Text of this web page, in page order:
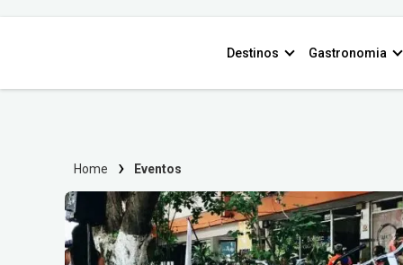
Destinos Gastronomia
Home Eventos